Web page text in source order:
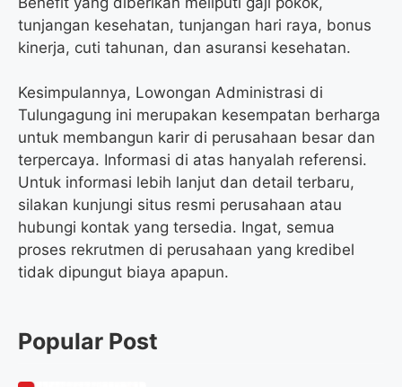
tunjangan kesehatan, tunjangan hari raya, bonus
kinerja, cuti tahunan, dan asuransi kesehatan.
Kesimpulannya, Lowongan Administrasi di
Tulungagung ini merupakan kesempatan berharga
untuk membangun karir di perusahaan besar dan
terpercaya. Informasi di atas hanyalah referensi.
Untuk informasi lebih lanjut dan detail terbaru,
silakan kunjungi situs resmi perusahaan atau
hubungi kontak yang tersedia. Ingat, semua
proses rekrutmen di perusahaan yang kredibel
tidak dipungut biaya apapun.
Popular Post